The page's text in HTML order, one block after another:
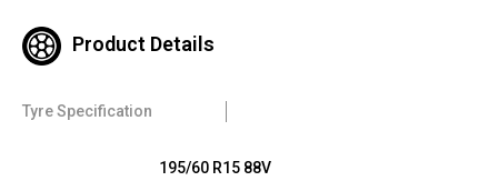
Product Details
Tyre Specification
195/60 R15 88V